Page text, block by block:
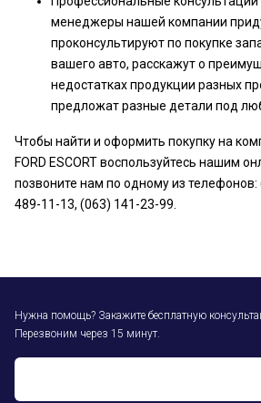
менеджеры нашей компании
проконсультируют по покупке
вашего авто, расскажут о
недостатках продукции разных
предложат разные детали под
Чтобы найти и оформить покупку на
FORD ESCORT воспользуйтесь нашим
позвоните нам по одному из
489-11-13, (063) 141-23-99.
Нужна помощь? Закажите бесплатную
Перезвоним через 15 минут.